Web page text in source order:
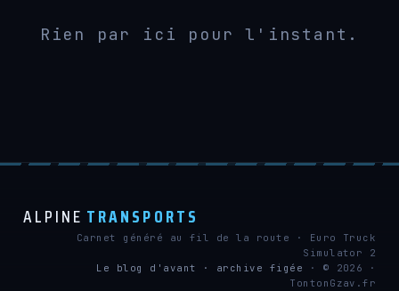
Rien par ici pour l'instant.
ALPINE TRANSPORTS
Carnet généré au fil de la route · Euro Truck
Simulator 2
Le blog d'avant · archive figée · © 2026 ·
TontonGzav.fr